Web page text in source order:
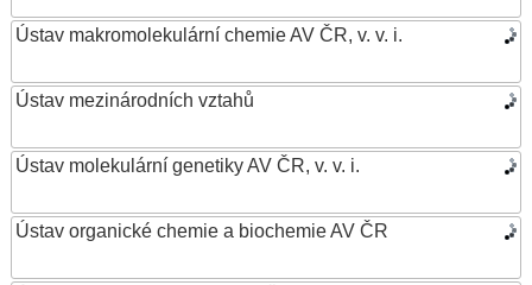
Ústav makromolekulární chemie AV ČR, v. v. i.
Ústav mezinárodních vztahů
Ústav molekulární genetiky AV ČR, v. v. i.
Ústav organické chemie a biochemie AV ČR